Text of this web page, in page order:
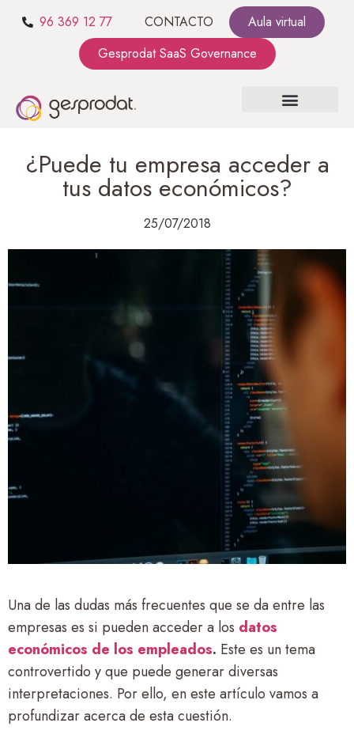
96 369 12 77 CONTACTO
Aula virtual
Gesprodat SaaS Governance
¿Puede tu empresa acceder a
tus datos económicos?
25/07/2018
Una de las dudas más frecuentes que se da entre las
empresas es si pueden acceder a los datos
económicos de los empleados. Este es un tema
controvertido y que puede generar diversas
interpretaciones. Por ello, en este artículo vamos a
profundizar acerca de esta cuestión.